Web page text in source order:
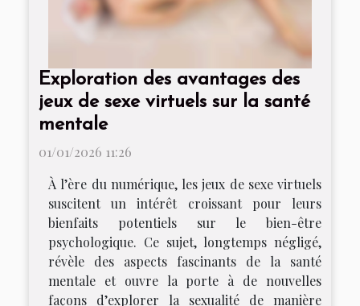
Exploration des avantages des
jeux de sexe virtuels sur la santé
mentale
01/01/2026 11:26
À l’ère du numérique, les jeux de sexe virtuels
suscitent un intérêt croissant pour leurs
bienfaits potentiels sur le bien-être
psychologique. Ce sujet, longtemps négligé,
révèle des aspects fascinants de la santé
mentale et ouvre la porte à de nouvelles
façons d’explorer la sexualité de manière